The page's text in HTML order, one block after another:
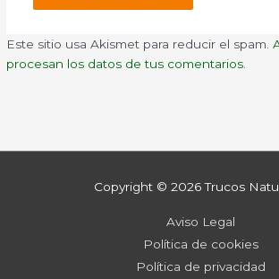
Este sitio usa Akismet para reducir el spam.
procesan los datos de tus comentarios.
Copyright © 2026Trucos
Aviso Legal
Política de cookies
Política de privacidad